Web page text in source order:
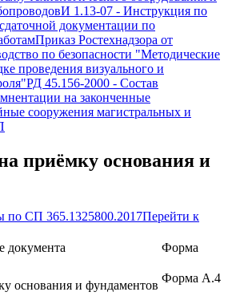
И 1.13-07 - Инструкция по
документации по
Приказ Ростехнадзора от
по безопасности "Методические
проведения визуального и
РД 45.156-2000 - Состав
на законченные
сооружения магистральных и
приёмку основания и
по СП 365.1325800.2017Перейти к
документа Форма
основания и фундаментов
Форма А.4